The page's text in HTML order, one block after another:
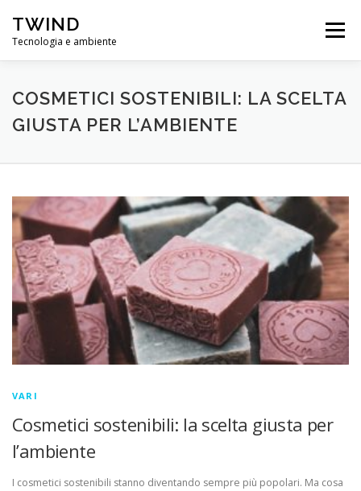
contenuto
TWIND
Tecnologia e ambiente
Menu
COSMETICI SOSTENIBILI: LA SCELTA
GIUSTA PER L’AMBIENTE
VARI
Cosmetici sostenibili: la scelta giusta per
l’ambiente
I cosmetici sostenibili stanno diventando sempre più popolari. Ma cosa